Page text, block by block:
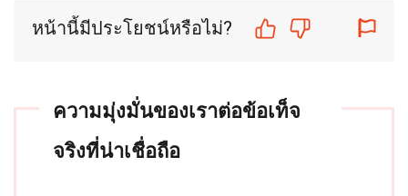
หน้านี้มีประโยชน์หรือไม่?
ความมุ่งมั่นของเราต่อข้อเท็จ
จริงที่น่าเชื่อถือ